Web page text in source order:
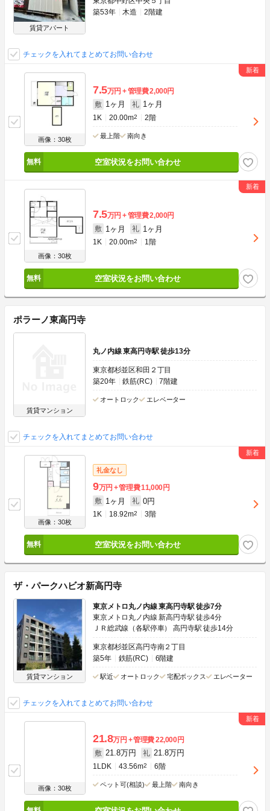
賃貸アパート
築53年
木造 2階建
チェックを入れてまとめてお問い合わせ
画像：30枚
7.5万円 管理費2,000円
敷 1ヶ月 礼 1ヶ月
1K 20.00m2 2階
最上階 南向き
空室状況をお問い合わせ
画像：30枚
7.5万円 管理費2,000円
敷 1ヶ月 礼 1ヶ月
1K 20.00m2 1階
空室状況をお問い合わせ
ポラーノ東高円寺
賃貸マンション
丸ノ内線 東高円寺駅 徒歩13分
東京都杉並区和田２丁目
築20年
鉄筋(RC) 7階建
オートロック エレベーター
チェックを入れてまとめてお問い合わせ
画像：30枚
礼金なし
9万円 管理費11,000円
敷 1ヶ月 礼 0円
1K 18.92m2 3階
空室状況をお問い合わせ
ザ・パークハビオ新高円寺
賃貸マンション
東京メトロ丸ノ内線 東高円寺駅 徒歩7分
東京メトロ丸ノ内線 新高円寺駅 徒歩4分
ＪＲ総武線（各駅停車） 高円寺駅 徒歩14分
東京都杉並区高円寺南２丁目
築5年
鉄筋(RC) 6階建
駅近 オートロック 宅配ボックス エレベーター
チェックを入れてまとめてお問い合わせ
画像：30枚
21.8万円 管理費22,000円
敷 21.8万円 礼 21.8万円
1LDK 43.56m2 6階
ペット可(相談) 最上階 南向き